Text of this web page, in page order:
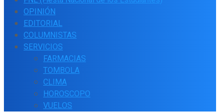
OPINIÓN
EDITORIAL
COLUMNISTAS
SERVICIOS
FARMACIAS
TOMBOLA
CLIMA
HOROSCOPO
VUELOS